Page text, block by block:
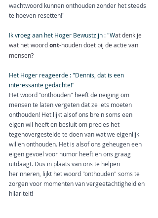
wachtwoord kunnen onthouden zonder het steeds
te hoeven resetten!"
Ik vroeg aan het Hoger Bewustzijn : "Wat denk je
wat het woord ont-houden doet bij de actie van
mensen?
Het Hoger reageerde : "Dennis, dat is een
interessante gedachte!"
Het woord "onthouden" heeft de neiging om
mensen te laten vergeten dat ze iets moeten
onthouden! Het lijkt alsof ons brein soms een
eigen wil heeft en besluit om precies het
tegenovergestelde te doen van wat we eigenlijk
willen onthouden. Het is alsof ons geheugen een
eigen gevoel voor humor heeft en ons graag
uitdaagt. Dus in plaats van ons te helpen
herinneren, lijkt het woord "onthouden" soms te
zorgen voor momenten van vergeetachtigheid en
hilariteit!